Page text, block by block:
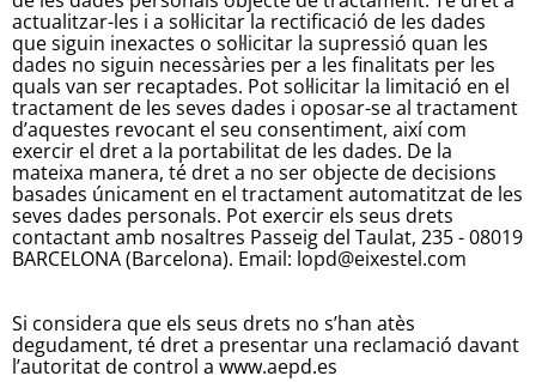
actualitzar-les i a sol·licitar la rectificació de les dades
que siguin inexactes o sol·licitar la supressió quan les
dades no siguin necessàries per a les finalitats per les
quals van ser recaptades. Pot sol·licitar la limitació en el
tractament de les seves dades i oposar-se al tractament
d’aquestes revocant el seu consentiment, així com
exercir el dret a la portabilitat de les dades. De la
mateixa manera, té dret a no ser objecte de decisions
basades únicament en el tractament automatitzat de les
seves dades personals. Pot exercir els seus drets
contactant amb nosaltres Passeig del Taulat, 235 - 08019
BARCELONA (Barcelona). Email: lopd@eixestel.com
Si considera que els seus drets no s’han atès
degudament, té dret a presentar una reclamació davant
l’autoritat de control a www.aepd.es